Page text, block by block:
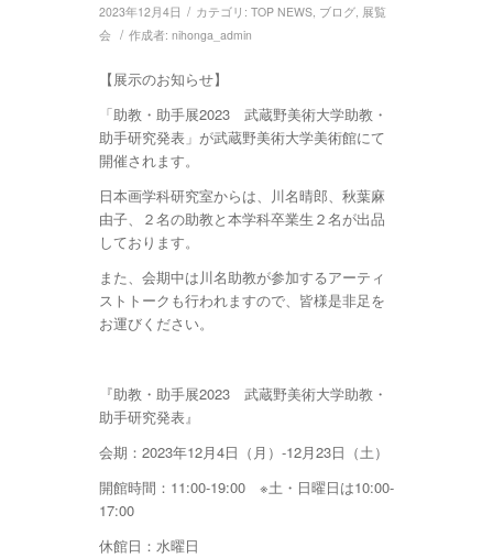
2023年12月4日 / カテゴリ: TOP NEWS ブログ 展覧
会 / 作成者: nihonga_admin
【展示のお知らせ】
「助教・助手展2023 武蔵野美術大学助教・
助手研究発表」が武蔵野美術大学美術館にて
開催されます。
日本画学科研究室からは、川名晴郎、秋葉麻
由子、２名の助教と本学科卒業生２名が出品
しております。
また、会期中は川名助教が参加するアーティ
ストトークも行われますので、皆様是非足を
お運びください。
『助教・助手展2023 武蔵野美術大学助教・
助手研究発表』
会期：2023年12月4日（月）-12月23日（土）
開館時間：11:00-19:00 ※土・日曜日は10:00-
17:00
休館日：水曜日